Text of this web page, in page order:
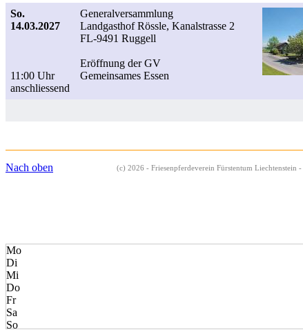
So.
14.03.2027
11:00 Uhr
anschliessend
Generalversammlung
Landgasthof Rössle, Kanalstrasse 2
FL-9491 Ruggell
Eröffnung der GV
Gemeinsames Essen
Nach oben (c) 2026 - Friesenpferdeverein Fürstentum Liechtenstein -
Mo
Di
Mi
Do
Fr
Sa
So